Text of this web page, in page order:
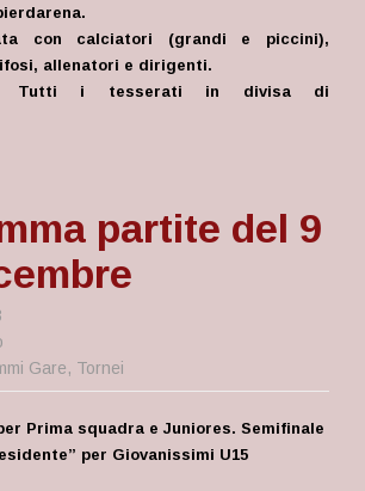
con calciatori (grandi e piccini),
allenatori e dirigenti.
Tutti i tesserati in divisa di
partite del 9
Gare, Tornei
Prima squadra e Juniores. Semifinale
per Giovanissimi U15